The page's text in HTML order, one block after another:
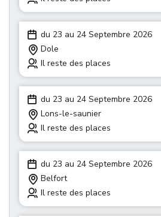
du 23 au 24 Septembre 2026
Dole
Il reste des places
du 23 au 24 Septembre 2026
Lons-le-saunier
Il reste des places
du 23 au 24 Septembre 2026
Belfort
Il reste des places